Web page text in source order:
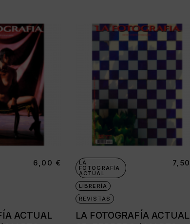
ACTUAL
6,00 € LA
FOTOGRAFÍA
ACTUAL
LIBRERÍA
REVISTAS
LA FOTOGRAFÍA ACTUAL
7,50